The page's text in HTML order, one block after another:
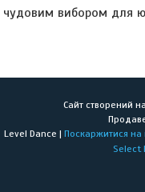
вибором для
Сайт створений
Level Dance | Поскаржитися на
Select